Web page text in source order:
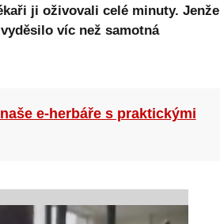
ji oživovali celé minuty. Jenže
víc než samotná
e-herbáře s praktickými